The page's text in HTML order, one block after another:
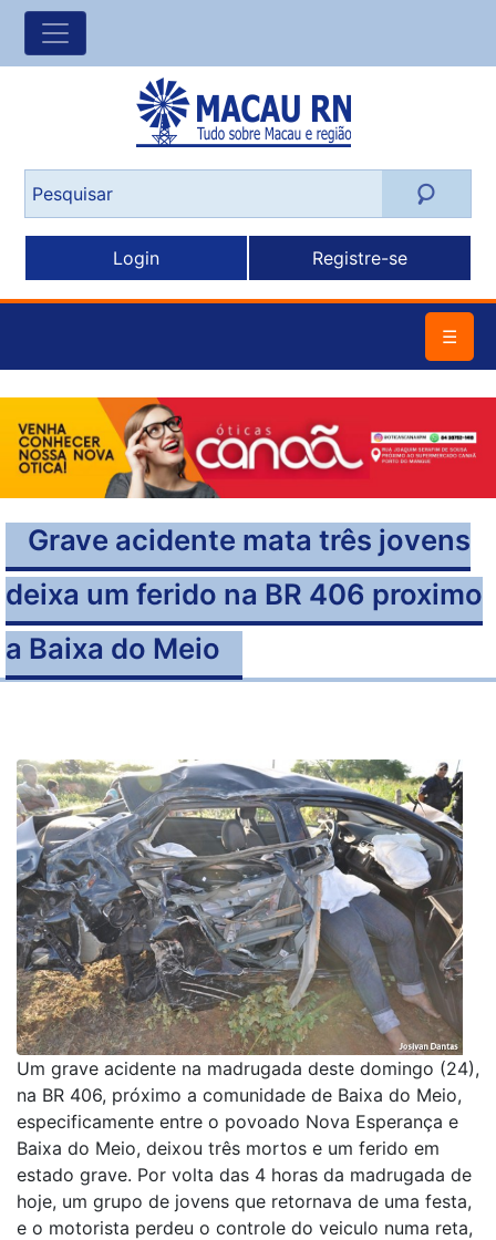
Login Registre-se
☰
Grave acidente mata três jovens
deixa um ferido na BR 406 proximo
a Baixa do Meio
Um grave acidente na madrugada deste domingo (24),
na BR 406, próximo a comunidade de Baixa do Meio,
especificamente entre o povoado Nova Esperança e
Baixa do Meio, deixou três mortos e um ferido em
estado grave. Por volta das 4 horas da madrugada de
hoje, um grupo de jovens que retornava de uma festa,
e o motorista perdeu o controle do veiculo numa reta,